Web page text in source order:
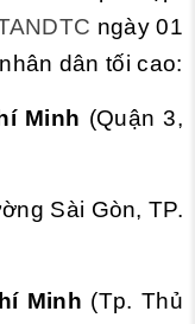
ngày 01
dân tối cao:
Minh (Quận 3,
Sài Gòn, TP.
Minh (Tp. Thủ